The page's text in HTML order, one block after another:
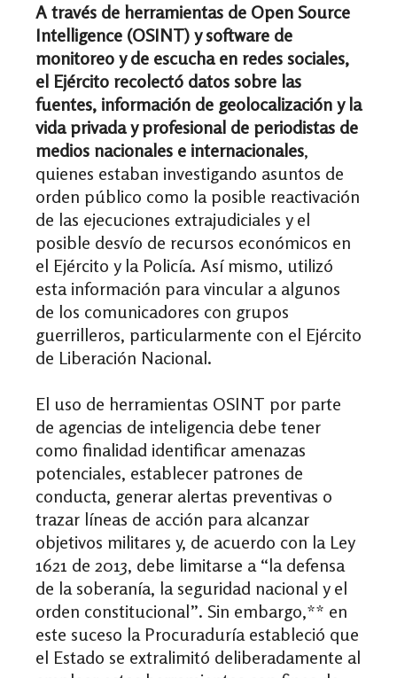
A través de herramientas de Open Source
Intelligence (OSINT) y software de
monitoreo y de escucha en redes sociales,
el Ejército recolectó datos sobre las
fuentes, información de geolocalización y la
vida privada y profesional de periodistas de
medios nacionales e internacionales,
quienes estaban investigando asuntos de
orden público como la posible reactivación
de las ejecuciones extrajudiciales y el
posible desvío de recursos económicos en
el Ejército y la Policía. Así mismo, utilizó
esta información para vincular a algunos
de los comunicadores con grupos
guerrilleros, particularmente con el Ejército
de Liberación Nacional.
El uso de herramientas OSINT por parte
de agencias de inteligencia debe tener
como finalidad identificar amenazas
potenciales, establecer patrones de
conducta, generar alertas preventivas o
trazar líneas de acción para alcanzar
objetivos militares y, de acuerdo con la Ley
1621 de 2013, debe limitarse a “la defensa
de la soberanía, la seguridad nacional y el
orden constitucional”. Sin embargo,** en
este suceso la Procuraduría estableció que
el Estado se extralimitó deliberadamente al